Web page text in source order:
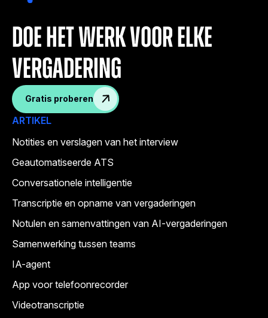
doe het werk voor elke
vergadering
Gratis proberen
ARTIKEL
Notities en verslagen van het interview
Geautomatiseerde ATS
Conversationele intelligentie
Transcriptie en opname van vergaderingen
Notulen en samenvattingen van AI-vergaderingen
Samenwerking tussen teams
IA-agent
App voor telefoonrecorder
Videotranscriptie